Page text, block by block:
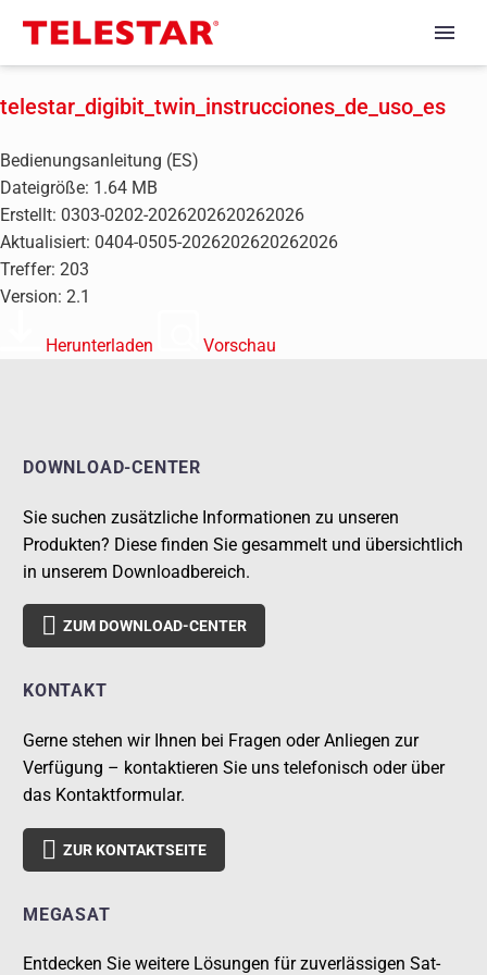
telestar_digibit_twin_instrucciones_de_uso_es
Bedienungsanleitung (ES)
Dateigröße: 1.64 MB
Erstellt: 0303-0202-2026202620262026
Aktualisiert: 0404-0505-2026202620262026
Treffer: 203
Version: 2.1
Herunterladen Vorschau
DOWNLOAD-CENTER
Sie suchen zusätzliche Informationen zu unseren
Produkten? Diese finden Sie gesammelt und übersichtlich
in unserem Downloadbereich.
 ZUM DOWNLOAD-CENTER
KONTAKT
Gerne stehen wir Ihnen bei Fragen oder Anliegen zur
Verfügung – kontaktieren Sie uns telefonisch oder über
das Kontaktformular.
 ZUR KONTAKTSEITE
MEGASAT
Entdecken Sie weitere Lösungen für zuverlässigen Sat-